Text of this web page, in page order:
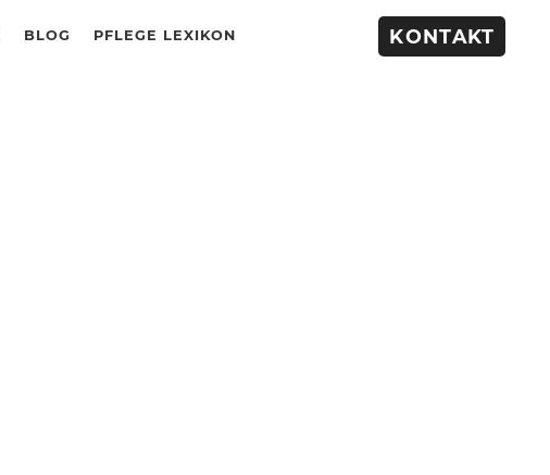
BLOG PFLEGE LEXIKON KONTAKT